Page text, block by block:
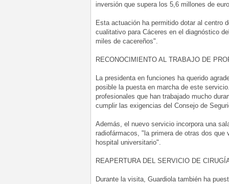
inversión que supera los 5,6 millones de
Esta actuación ha permitido dotar al centro
cualitativo para Cáceres en el diagnóstico
miles de cacereños".
RECONOCIMIENTO AL TRABAJO DE
La presidenta en funciones ha querido
posible la puesta en marcha de este
profesionales que han trabajado mucho
cumplir las exigencias del Consejo de
Además, el nuevo servicio incorpora una
radiofármacos, "la primera de otras dos
hospital universitario".
REAPERTURA DEL SERVICIO DE
Durante la visita, Guardiola también ha